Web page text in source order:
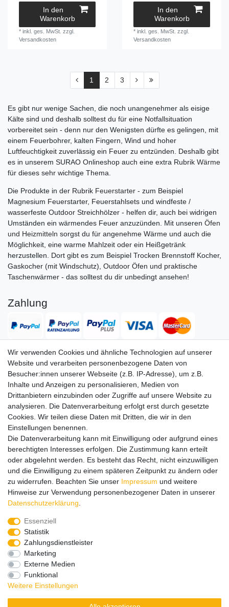
In den
Warenkorb
*inkl. ges. MwSt. zzgl.
Versandkosten
In den
Warenkorb
*inkl. ges. MwSt. zzgl.
Versandkosten
1 2 3
Es gibt nur wenige Sachen, die noch unangenehmer als eisige
Kälte sind und deshalb solltest du für eine Notfallsituation
vorbereitet sein - denn nur den Wenigsten dürfte es gelingen, mit
einem Feuerbohrer, kalten Fingern, Wind und hoher
Luftfeuchtigkeit zuverlässig ein Feuer zu entzünden. Deshalb gibt
es in unserem SURAO Onlineshop auch eine extra Rubrik Wärme
für dieses sehr wichtige Thema.
Die Produkte in der Rubrik Feuerstarter - zum Beispiel
Magnesium Feuerstarter, Feuerstahlsets und windfeste /
wasserfeste Outdoor Streichhölzer - helfen dir, auch bei widrigen
Umständen ein wärmendes Feuer anzuzünden. Mit unseren Öfen
und Heizmitteln sorgst du für angenehme Wärme und auch die
Möglichkeit, eine warme Mahlzeit oder ein Heißgetränk
herzustellen. Dort gibt es zum Beispiel Trocken Brennstoff Kocher,
Gaskocher (mit Windschutz), Outdoor Öfen und praktische
Taschenwärmer - das solltest du dir unbedingt ansehen!
Zahlung
Versand
Service Service
Info Info
Kontakt Kontakt
ImpressumAGB DatenschutzWiderruf Vertrag widerrufen
Alle Preise in Euro inkl. gesetzl. MwSt. zzgl. Versandkosten
nicht anders beschrieben. Änderungen und Irrtümer vorbehalten.
Abbildungen ähnlich.
Wir versenden in die folgenden Länder
Versandkostenfrei (DE) ab 99 €
Wir verwenden Cookies und ähnliche Technologien auf unserer
Website und verarbeiten personenbezogene Daten von
Besucher:innen unserer Webseite (z.B. IP-Adresse), um z.B.
Inhalte und Anzeigen zu personalisieren, Medien von
Drittanbietern einzubinden oder Zugriffe auf unsere Website zu
analysieren. Die Datenverarbeitung erfolgt erst durch gesetzte
Cookies. Wir teilen diese Daten mit Dritten, die wir in den
Einstellungen benennen.
Die Datenverarbeitung kann mit Einwilligung oder aufgrund eines
berechtigten Interesses erfolgen. Die Zustimmung kann erteilt
oder abgelehnt werden. Es besteht das Recht, nicht einzuwilligen
und die Einwilligung zu einem späteren Zeitpunkt zu ändern oder
zu widerrufen. Beachten Sie unser Impressum und weitere
Hinweise zur Verwendung personenbezogener Daten in unserer
Daten­schutz­erklärung
Essenziell
Statistik
Zahlungsdienstleister
Marketing
Externe Medien
Funktional
Weitere Einstellungen